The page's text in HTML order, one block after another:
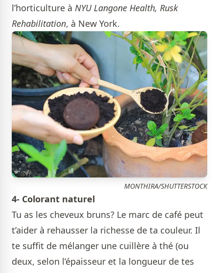
l’horticulture à NYU Langone Health, Rusk
Rehabilitation, à New York.
MONTHIRA/SHUTTERSTOCK
4- Colorant naturel
Tu as les cheveux bruns? Le marc de café peut
t’aider à rehausser la richesse de ta couleur. Il
te suffit de mélanger une cuillère à thé (ou
deux, selon l’épaisseur et la longueur de tes